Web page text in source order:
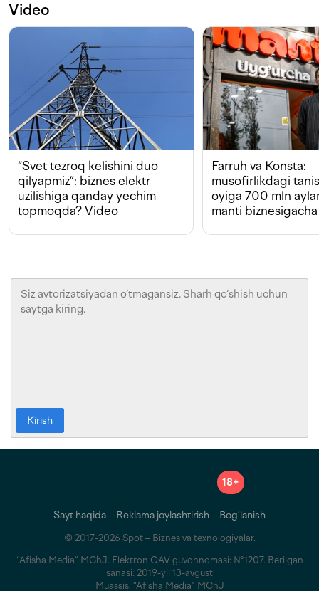
Video
“Svet tezroq kelishini duo
qilyapmiz”: biznes elektr
uzilishiga qanday yechim
topmoqda? Video
Farruh va Konsta:
musofirlikdagi
oyiga 700 mln
manti biznesigacha
Kirish
18+
Sayt haqida Reklama joylashtirish Bog‘lanish
© 2017-2026 Spot – Biznes va texnologiyalar.
“Afisha Media” MChJ. Elektron OAV guvohnomasi: №1207. Berilgan
sanasi: 2019-yil 13-avgust
Muassis: “Afisha Media” MChJ